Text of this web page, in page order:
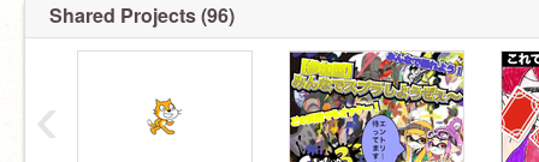
Shared Projects (96)
‹